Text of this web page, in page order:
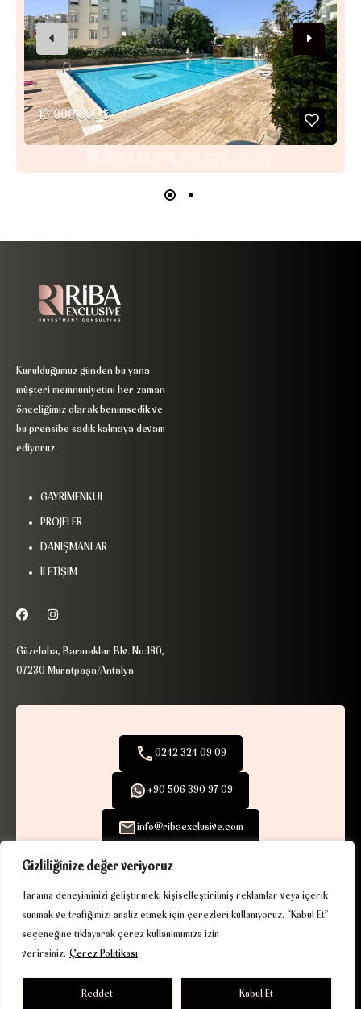
Gizliliğinize değer veriyoruz
Tarama deneyiminizi geliştirmek, kişiselleştirilmiş reklamlar veya içerik
sunmak ve trafiğimizi analiz etmek için çerezleri kullanıyoruz. “Kabul Et”
seçeneğine tıklayarak çerez kullanımımıza izin
verirsiniz. Çerez Politikası
Reddet Kabul Et
43,000,000 ₺
Kurulduğumuz günden bu yana
müşteri memnuniyetini her zaman
önceliğimiz olarak benimsedik ve
bu prensibe sadık kalmaya devam
ediyoruz.
GAYRİMENKUL
PROJELER
DANIŞMANLAR
İLETİŞİM
Güzeloba, Barınaklar Blv. No:180,
07230 Muratpaşa/Antalya
0242 324 09 09
+90 506 390 97 09
info@ribaexclusive.com